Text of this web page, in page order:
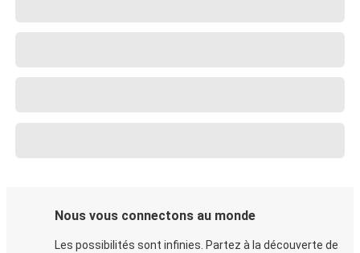
Nous vous connectons au monde
Les possibilités sont infinies. Partez à la découverte de